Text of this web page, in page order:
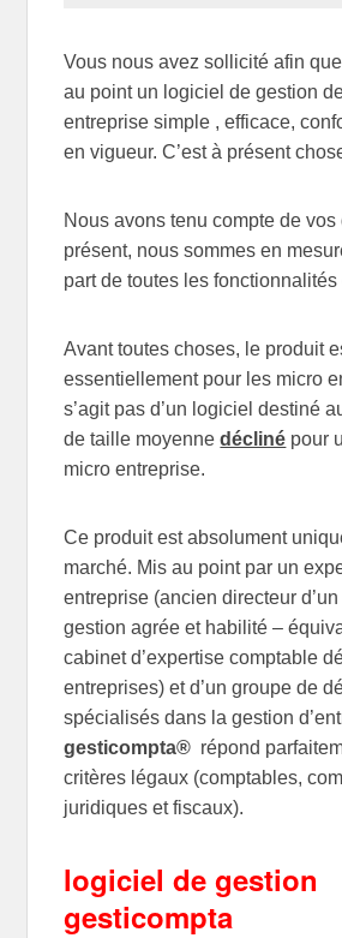
Vous nous avez sollicité afin
au point un logiciel de gestion
entreprise simple , efficace,
en vigueur. C’est à présent
Nous avons tenu compte de vos
présent, nous sommes en
part de toutes les
Avant toutes choses, le produit
essentiellement pour les micro
s’agit pas d’un logiciel destiné
de taille moyennedécliné pour
micro entreprise.
Ce produit est absolument
marché. Mis au point par un
entreprise (ancien directeur
gestion agrée et habilité –
cabinet d’expertise comptable
entreprises) et d’un groupe de
spécialisés dans la gestion
gesticompta® répond
critères légaux (comptables,
juridiques et fiscaux).
logiciel de gestion
gesticompta